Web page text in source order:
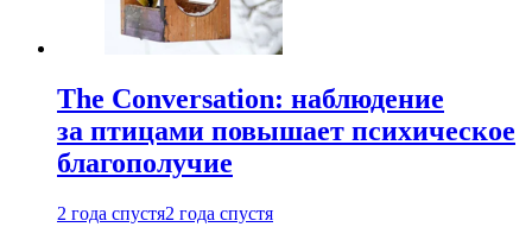
The Conversation: наблюдение
за птицами повышает психическое
благополучие
2 года спустя2 года спустя